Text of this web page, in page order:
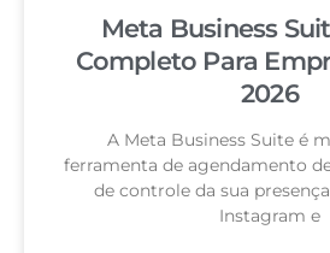
Meta Business
Completo Para
2026
A Meta Business Suite é
ferramenta de agendamento
de controle da sua
Instagram e